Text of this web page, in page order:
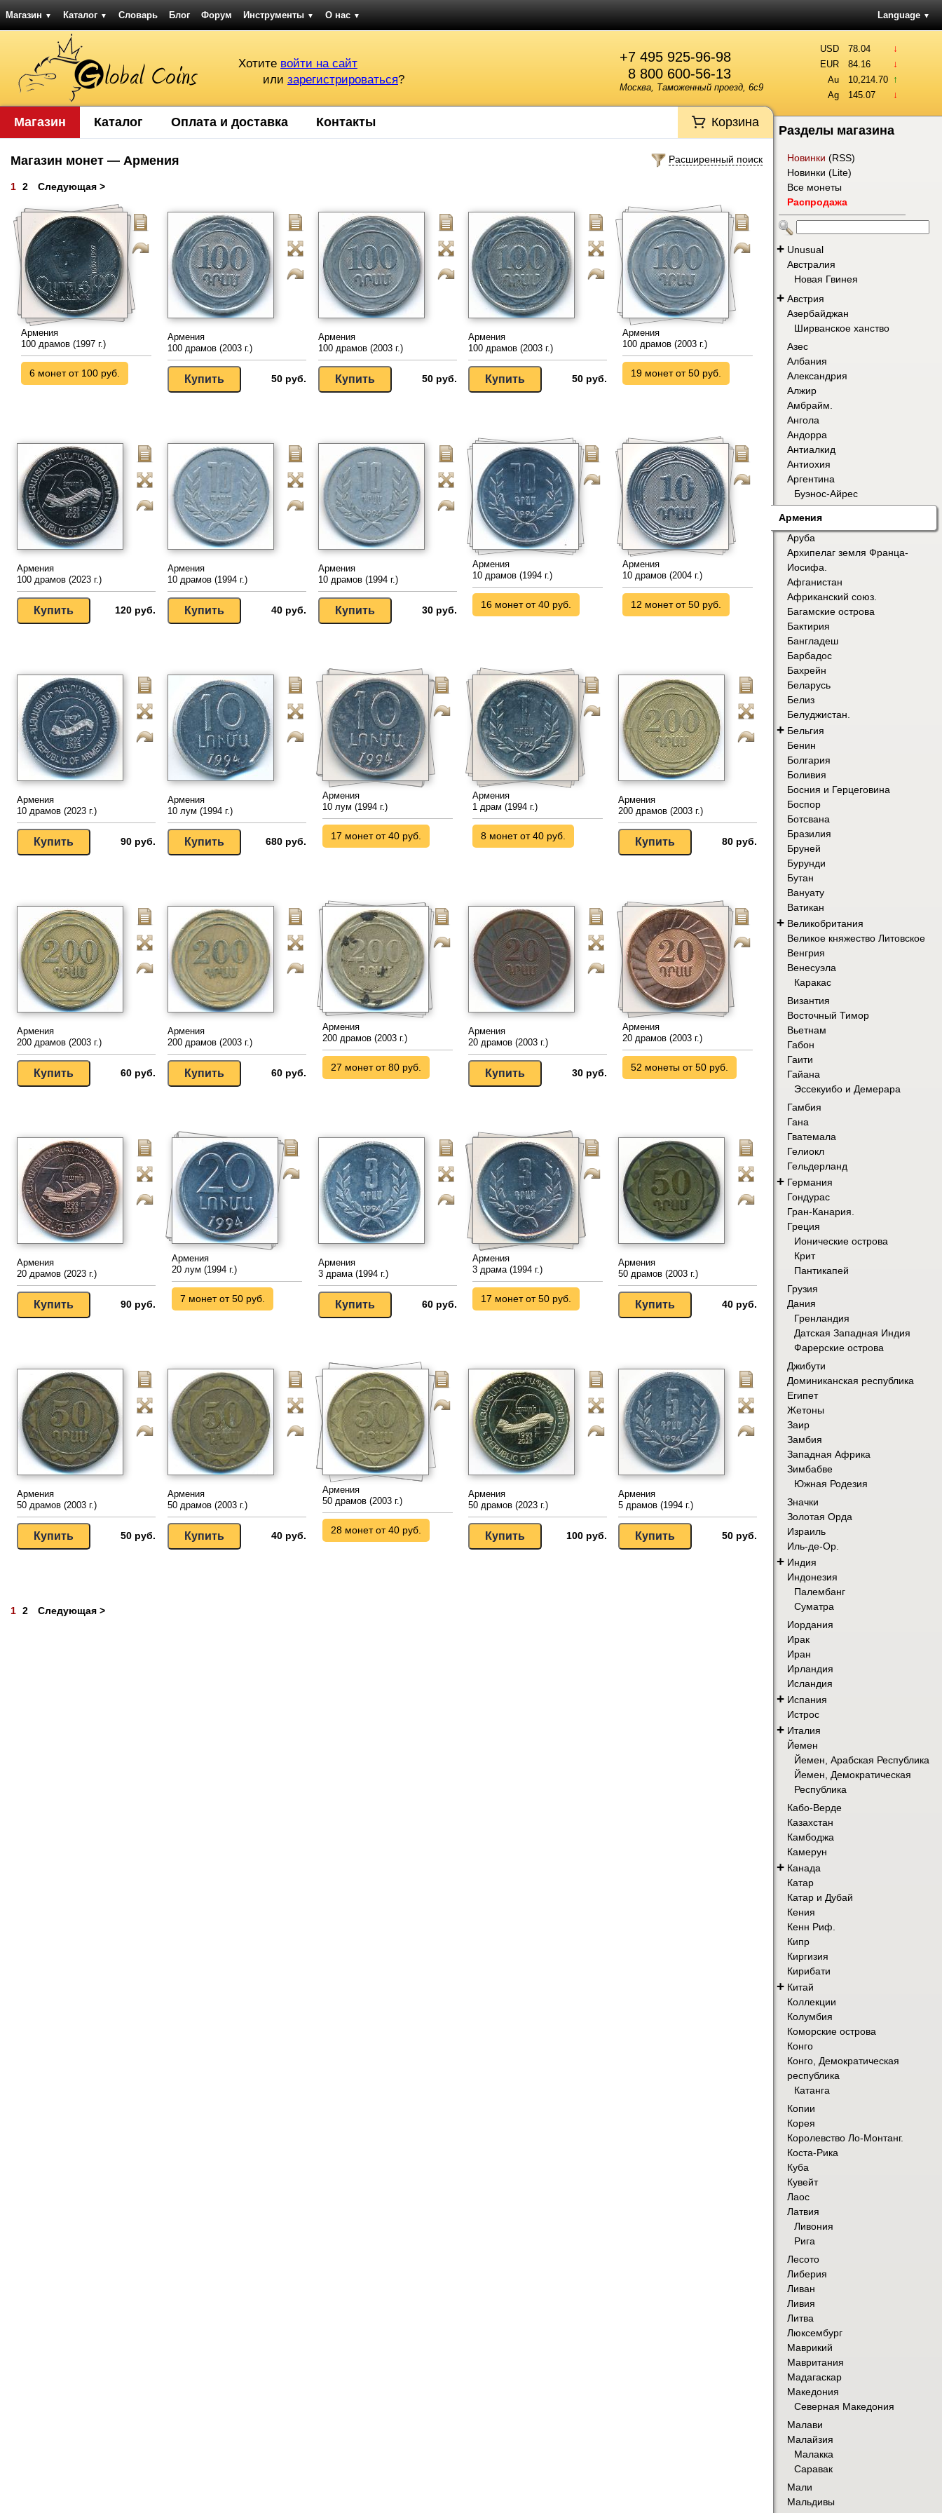
Магазин ▼ Каталог ▼ Словарь Блог Форум Инструменты ▼ О нас ▼ Language ▼
+7 495 925-96-98
8 800 600-56-13
Москва, Таможенный проезд, 6с9
Хотите войти на сайт
или зарегистрироваться?
USD 78.04 ↓
EUR 84.16 ↓
Au 10,214.70 ↑
Ag 145.07 ↓
Магазин Каталог Оплата и доставка Контакты Корзина
Расширенный поиск
Магазин монет — Армения
1 2 Следующая >
Армения
100 драмов (1997 г.)
6 монет от 100 руб.
Армения
100 драмов (2003 г.)
50 руб.
Армения
100 драмов (2003 г.)
50 руб.
Армения
100 драмов (2003 г.)
50 руб.
Армения
100 драмов (2003 г.)
19 монет от 50 руб.
Армения
100 драмов (2023 г.)
120 руб.
Армения
10 драмов (1994 г.)
40 руб.
Армения
10 драмов (1994 г.)
30 руб.
Армения
10 драмов (1994 г.)
16 монет от 40 руб.
Армения
10 драмов (2004 г.)
12 монет от 50 руб.
Армения
10 драмов (2023 г.)
90 руб.
Армения
10 лум (1994 г.)
680 руб.
Армения
10 лум (1994 г.)
17 монет от 40 руб.
Армения
1 драм (1994 г.)
8 монет от 40 руб.
Армения
200 драмов (2003 г.)
80 руб.
Армения
200 драмов (2003 г.)
60 руб.
Армения
200 драмов (2003 г.)
60 руб.
Армения
200 драмов (2003 г.)
27 монет от 80 руб.
Армения
20 драмов (2003 г.)
30 руб.
Армения
20 драмов (2003 г.)
52 монеты от 50 руб.
Армения
20 драмов (2023 г.)
90 руб.
Армения
20 лум (1994 г.)
7 монет от 50 руб.
Армения
3 драма (1994 г.)
60 руб.
Армения
3 драма (1994 г.)
17 монет от 50 руб.
Армения
50 драмов (2003 г.)
40 руб.
Армения
50 драмов (2003 г.)
50 руб.
Армения
50 драмов (2003 г.)
40 руб.
Армения
50 драмов (2003 г.)
28 монет от 40 руб.
Армения
50 драмов (2023 г.)
100 руб.
Армения
5 драмов (1994 г.)
50 руб.
1 2 Следующая >
Разделы магазина
Новинки (RSS)
Новинки (Lite)
Все монеты
Распродажа
+ Unusual
Австралия
Новая Гвинея
+ Австрия
Азербайджан
Ширванское ханство
Азес
Албания
Александрия
Алжир
Амбрайм.
Ангола
Андорра
Антиалкид
Антиохия
Аргентина
Буэнос-Айрес
Армения
Аруба
Архипелаг земля Франца-
Иосифа.
Афганистан
Африканский союз.
Багамские острова
Бактирия
Бангладеш
Барбадос
Бахрейн
Беларусь
Белиз
Белуджистан.
+ Бельгия
Бенин
Болгария
Боливия
Босния и Герцеговина
Боспор
Ботсвана
Бразилия
Бруней
Бурунди
Бутан
Вануату
Ватикан
+ Великобритания
Великое княжество Литовское
Венгрия
Венесуэла
Каракас
Византия
Восточный Тимор
Вьетнам
Габон
Гаити
Гайана
Эссекуибо и Демерара
Гамбия
Гана
Гватемала
Гелиокл
Гельдерланд
+ Германия
Гондурас
Гран-Канария.
Греция
Ионические острова
Крит
Пантикапей
Грузия
Дания
Гренландия
Датская Западная Индия
Фарерские острова
Джибути
Доминиканская республика
Египет
Жетоны
Заир
Замбия
Западная Африка
Зимбабве
Южная Родезия
Значки
Золотая Орда
Израиль
Иль-де-Ор.
+ Индия
Индонезия
Палембанг
Суматра
Иордания
Ирак
Иран
Ирландия
Исландия
+ Испания
Истрос
+ Италия
Йемен
Йемен, Арабская Республика
Йемен, Демократическая
Республика
Кабо-Верде
Казахстан
Камбоджа
Камерун
+ Канада
Катар
Катар и Дубай
Кения
Кенн Риф.
Кипр
Киргизия
Кирибати
+ Китай
Коллекции
Колумбия
Коморские острова
Конго
Конго, Демократическая
республика
Катанга
Копии
Корея
Королевство Ло-Монтанг.
Коста-Рика
Куба
Кувейт
Лаос
Латвия
Ливония
Рига
Лесото
Либерия
Ливан
Ливия
Литва
Люксембург
Маврикий
Мавритания
Мадагаскар
Македония
Северная Македония
Малави
Малайзия
Малакка
Саравак
Мали
Мальдивы